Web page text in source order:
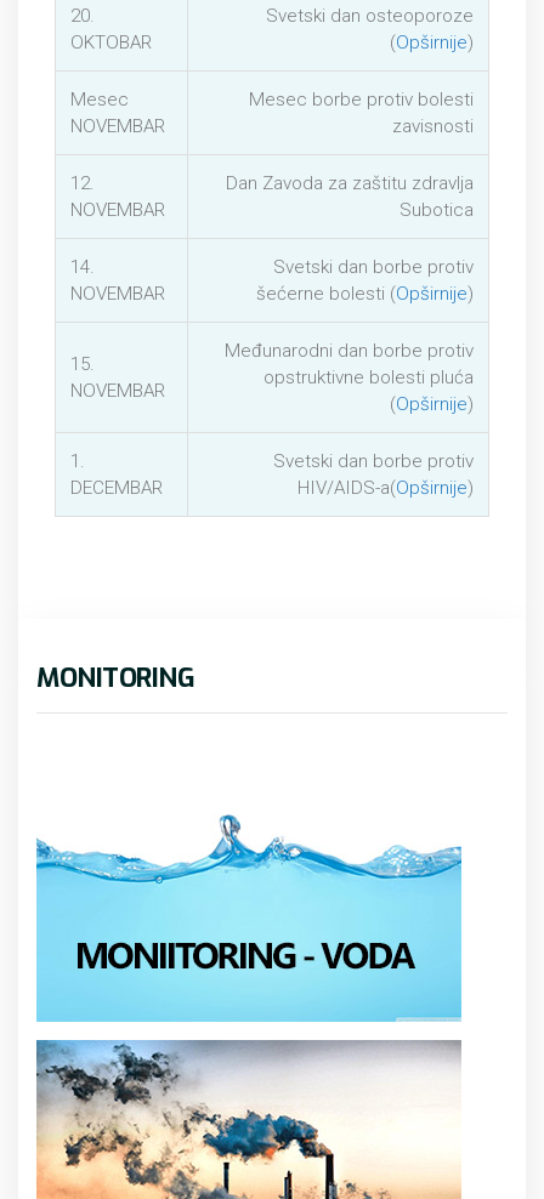
20.
OKTOBAR
Svetski dan osteoporoze
(Opširnije)
Mesec
NOVEMBAR
Mesec borbe protiv bolesti
zavisnosti
12.
NOVEMBAR
Dan Zavoda za zaštitu zdravlja
Subotica
14.
NOVEMBAR
Svetski dan borbe protiv
šećerne bolesti (Opširnije)
15.
NOVEMBAR
Međunarodni dan borbe protiv
opstruktivne bolesti pluća
(Opširnije)
1.
DECEMBAR
Svetski dan borbe protiv
HIV/AIDS-a(Opširnije)
MONITORING